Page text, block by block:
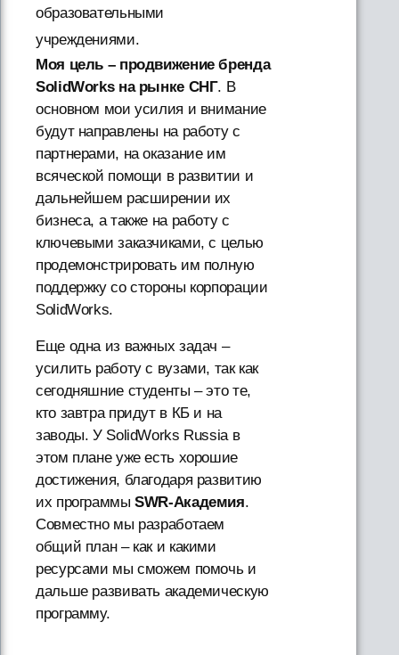
образовательными
учреждениями.
Моя цель – продвижение бренда
SolidWorks на рынке СНГ. В
основном мои усилия и внимание
будут направлены на работу с
партнерами, на оказание им
всяческой помощи в развитии и
дальнейшем расширении их
бизнеса, а также на работу с
ключевыми заказчиками, с целью
продемонстрировать им полную
поддержку со стороны корпорации
SolidWorks.
Еще одна из важных задач –
усилить работу с вузами, так как
сегодняшние студенты – это те,
кто завтра придут в КБ и на
заводы. У SolidWorks Russia в
этом плане уже есть хорошие
достижения, благодаря развитию
их программыSWR-Академия.
Совместно мы разработаем
общий план – как и какими
ресурсами мы сможем помочь и
дальше развивать академическую
программу.